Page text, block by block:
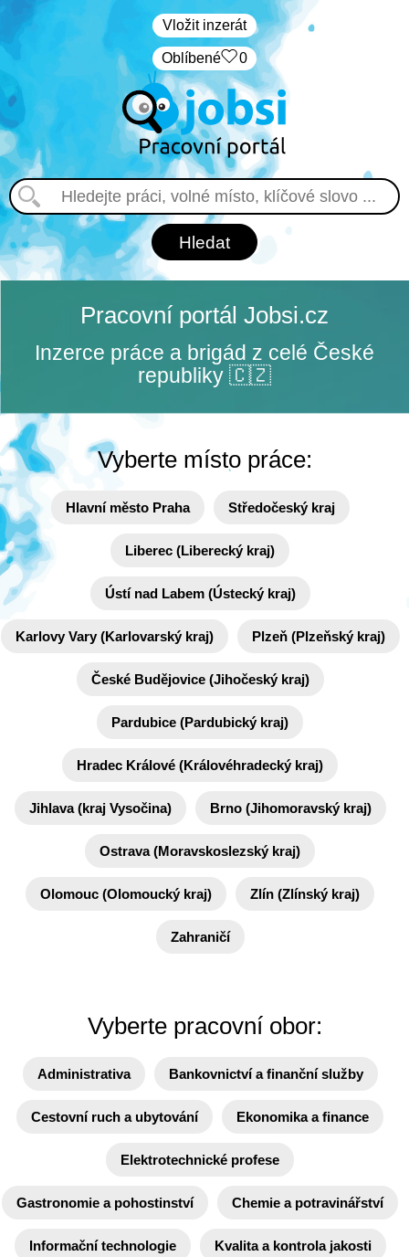
Vložit inzerát
Oblíbené 0
Pracovní portál Jobsi.cz
Inzerce práce a brigád z celé České
republiky 🇨🇿
Vyberte místo práce:
Hlavní město Praha Středočeský kraj
Liberec (Liberecký kraj)
Ústí nad Labem (Ústecký kraj)
Karlovy Vary (Karlovarský kraj) Plzeň (Plzeňský kraj)
České Budějovice (Jihočeský kraj)
Pardubice (Pardubický kraj)
Hradec Králové (Královéhradecký kraj)
Jihlava (kraj Vysočina) Brno (Jihomoravský kraj)
Ostrava (Moravskoslezský kraj)
Olomouc (Olomoucký kraj) Zlín (Zlínský kraj)
Zahraničí
Vyberte pracovní obor:
Administrativa Bankovnictví a finanční služby
Cestovní ruch a ubytování Ekonomika a finance
Elektrotechnické profese
Gastronomie a pohostinství Chemie a potravinářství
Informační technologie Kvalita a kontrola jakosti